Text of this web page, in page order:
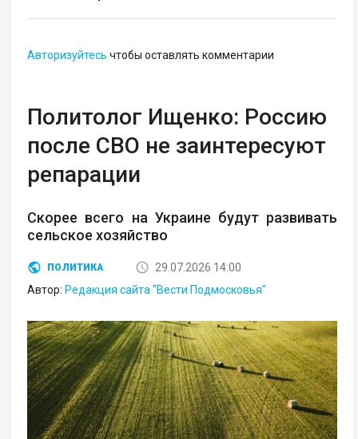
Авторизуйтесь чтобы оставлять комментарии
Политолог Ищенко: Россию
после СВО не заинтересуют
репарации
Скорее всего на Украине будут развивать
сельское хозяйство
ПОЛИТИКА
29.07.2026 14:00
Автор:Редакция сайта "Вести Подмосковья"